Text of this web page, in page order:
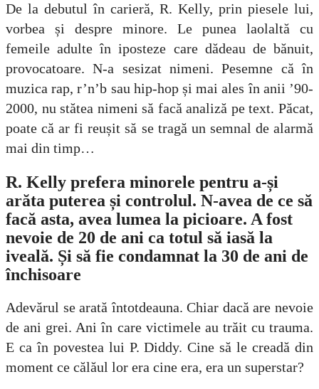
De la debutul în carieră, R. Kelly, prin piesele lui,
vorbea și despre minore. Le punea laolaltă cu
femeile adulte în iposteze care dădeau de bănuit,
provocatoare. N-a sesizat nimeni. Pesemne că în
muzica rap, r’n’b sau hip-hop și mai ales în anii ’90-
2000, nu stătea nimeni să facă analiză pe text. Păcat,
poate că ar fi reușit să se tragă un semnal de alarmă
mai din timp…
R. Kelly prefera minorele pentru a-și
arăta puterea și controlul. N-avea de ce să
facă asta, avea lumea la picioare. A fost
nevoie de 20 de ani ca totul să iasă la
iveală. Și să fie condamnat la 30 de ani de
închisoare
Adevărul se arată întotdeauna. Chiar dacă are nevoie
de ani grei. Ani în care victimele au trăit cu trauma.
E ca în povestea lui P. Diddy. Cine să le creadă din
moment ce călăul lor era cine era, era un superstar?